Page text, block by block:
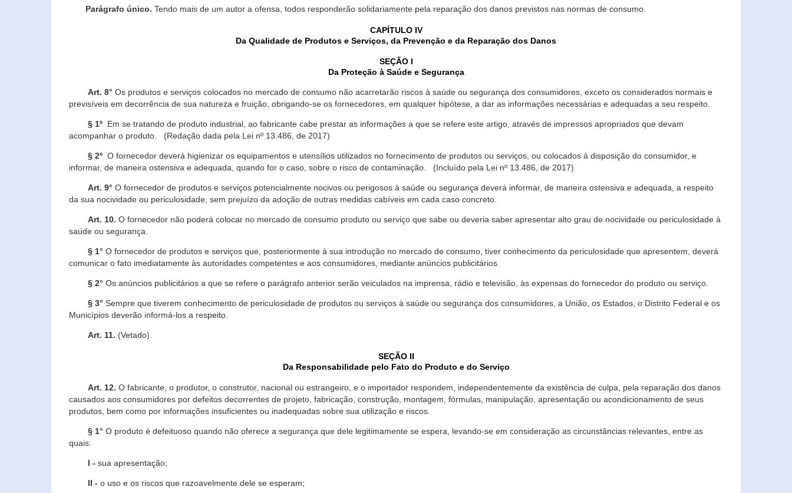
Parágrafo único. Tendo mais de um autor a ofensa, todos responderão solidariamente pela reparação dos danos previstos nas normas de consumo.
CAPÍTULO IV
Da Qualidade de Produtos e Serviços, da Prevenção e da Reparação dos Danos
SEÇÃO I
Da Proteção à Saúde e Segurança
Art. 8° Os produtos e serviços colocados no mercado de consumo não acarretarão riscos à saúde ou segurança dos consumidores, exceto os considerados normais e
previsíveis em decorrência de sua natureza e fruição, obrigando-se os fornecedores, em qualquer hipótese, a dar as informações necessárias e adequadas a seu respeito.
§ 1º Em se tratando de produto industrial, ao fabricante cabe prestar as informações a que se refere este artigo, através de impressos apropriados que devam
acompanhar o produto. (Redação dada pela Lei nº 13.486, de 2017)
§ 2º O fornecedor deverá higienizar os equipamentos e utensílios utilizados no fornecimento de produtos ou serviços, ou colocados à disposição do consumidor, e
informar, de maneira ostensiva e adequada, quando for o caso, sobre o risco de contaminação. (Incluído pela Lei nº 13.486, de 2017)
Art. 9° O fornecedor de produtos e serviços potencialmente nocivos ou perigosos à saúde ou segurança deverá informar, de maneira ostensiva e adequada, a respeito
da sua nocividade ou periculosidade, sem prejuízo da adoção de outras medidas cabíveis em cada caso concreto.
Art. 10. O fornecedor não poderá colocar no mercado de consumo produto ou serviço que sabe ou deveria saber apresentar alto grau de nocividade ou periculosidade à
saúde ou segurança.
§ 1° O fornecedor de produtos e serviços que, posteriormente à sua introdução no mercado de consumo, tiver conhecimento da periculosidade que apresentem, deverá
comunicar o fato imediatamente às autoridades competentes e aos consumidores, mediante anúncios publicitários.
§ 2° Os anúncios publicitários a que se refere o parágrafo anterior serão veiculados na imprensa, rádio e televisão, às expensas do fornecedor do produto ou serviço.
§ 3° Sempre que tiverem conhecimento de periculosidade de produtos ou serviços à saúde ou segurança dos consumidores, a União, os Estados, o Distrito Federal e os
Municípios deverão informá-los a respeito.
Art. 11. (Vetado).
SEÇÃO II
Da Responsabilidade pelo Fato do Produto e do Serviço
Art. 12. O fabricante, o produtor, o construtor, nacional ou estrangeiro, e o importador respondem, independentemente da existência de culpa, pela reparação dos danos
causados aos consumidores por defeitos decorrentes de projeto, fabricação, construção, montagem, fórmulas, manipulação, apresentação ou acondicionamento de seus
produtos, bem como por informações insuficientes ou inadequadas sobre sua utilização e riscos.
§ 1° O produto é defeituoso quando não oferece a segurança que dele legitimamente se espera, levando-se em consideração as circunstâncias relevantes, entre as
quais:
I - sua apresentação;
II - o uso e os riscos que razoavelmente dele se esperam;